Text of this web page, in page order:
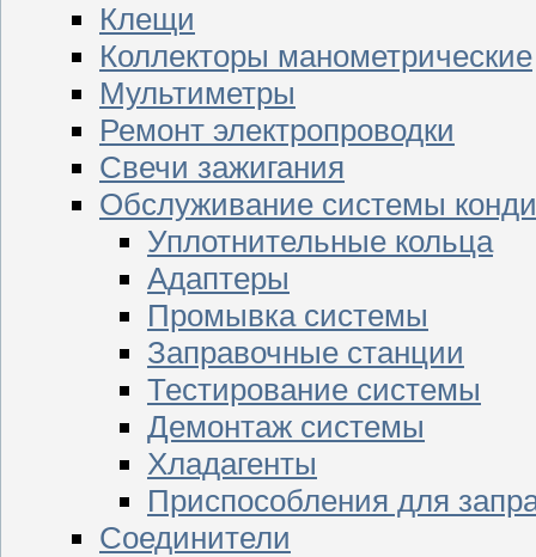
Клещи
Коллекторы манометрические
Мультиметры
Ремонт электропроводки
Свечи зажигания
Обслуживание системы
Уплотнительные кольца
Адаптеры
Промывка системы
Заправочные станции
Тестирование системы
Демонтаж системы
Хладагенты
Приспособления для
Соединители